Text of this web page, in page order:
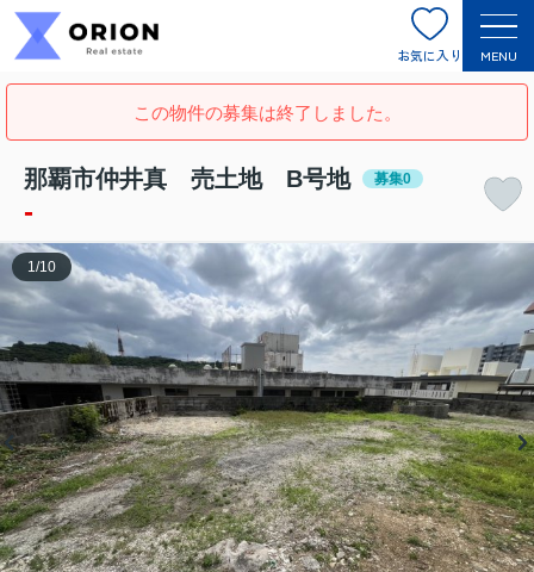
お気に入り MENU
この物件の募集は終了しました。
那覇市仲井真 売土地 B号地 募集0
-
1 /10